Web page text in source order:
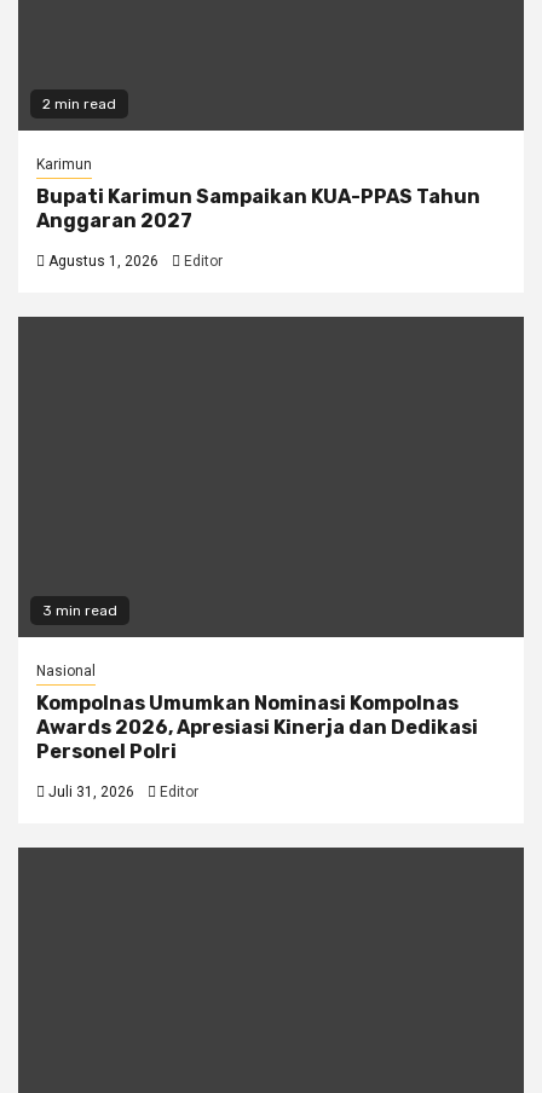
2 min read
Karimun
Bupati Karimun Sampaikan KUA-PPAS Tahun
Anggaran 2027
Agustus 1, 2026 Editor
3 min read
Nasional
Kompolnas Umumkan Nominasi Kompolnas
Awards 2026, Apresiasi Kinerja dan Dedikasi
Personel Polri
Juli 31, 2026 Editor